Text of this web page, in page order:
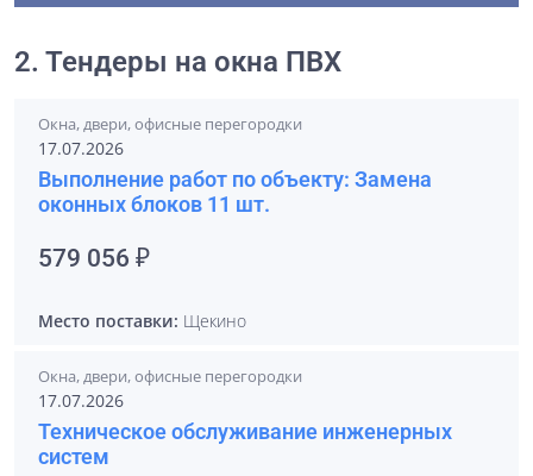
2. Тендеры на окна ПВХ
Окна, двери, офисные перегородки
17.07.2026
Выполнение работ по объекту: Замена
оконных блоков 11 шт.
579 056 ₽
Место поставки: Щекино
Окна, двери, офисные перегородки
17.07.2026
Техническое обслуживание инженерных
систем